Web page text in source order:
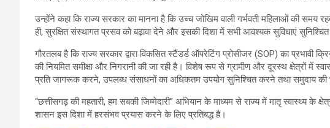
उन्होंने कहा कि राज्य सरकार का मानना है कि उच्च जोखिम वाली गर्भवती महिलाओं की
ही, सुरक्षित संस्थागत प्रसव को बढ़ावा देने और इसकी दिशा में सभी आवश्यक सुविधाएं
गौरतलब है कि राज्य सरकार द्वारा विकसित स्टैंडर्ड ऑपरेटिंग प्रोसीजर (SOP) का प्रभावी
की नियमित समीक्षा और निगरानी की जा रही है। विशेष रूप से ग्रामीण और दूरस्थ क्षेत्रों में
प्रति जागरूक करने, उपलब्ध संसाधनों का अधिकतम उपयोग सुनिश्चित करने तथा समुदाय की
“छत्तीसगढ़ की महतारी, हम सबकी जिम्मेदारी” अभियान के माध्यम से राज्य में मातृ स्वास्थ्य के
शासन इस दिशा में हरसंभव प्रयास करने के लिए प्रतिबद्ध है।